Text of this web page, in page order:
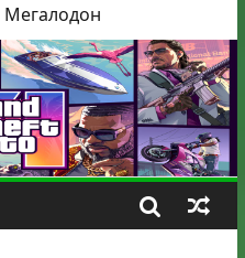
Мегалодон